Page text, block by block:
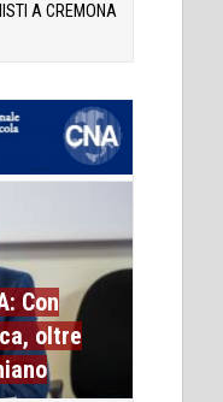
A CREMONA
Con
oltre